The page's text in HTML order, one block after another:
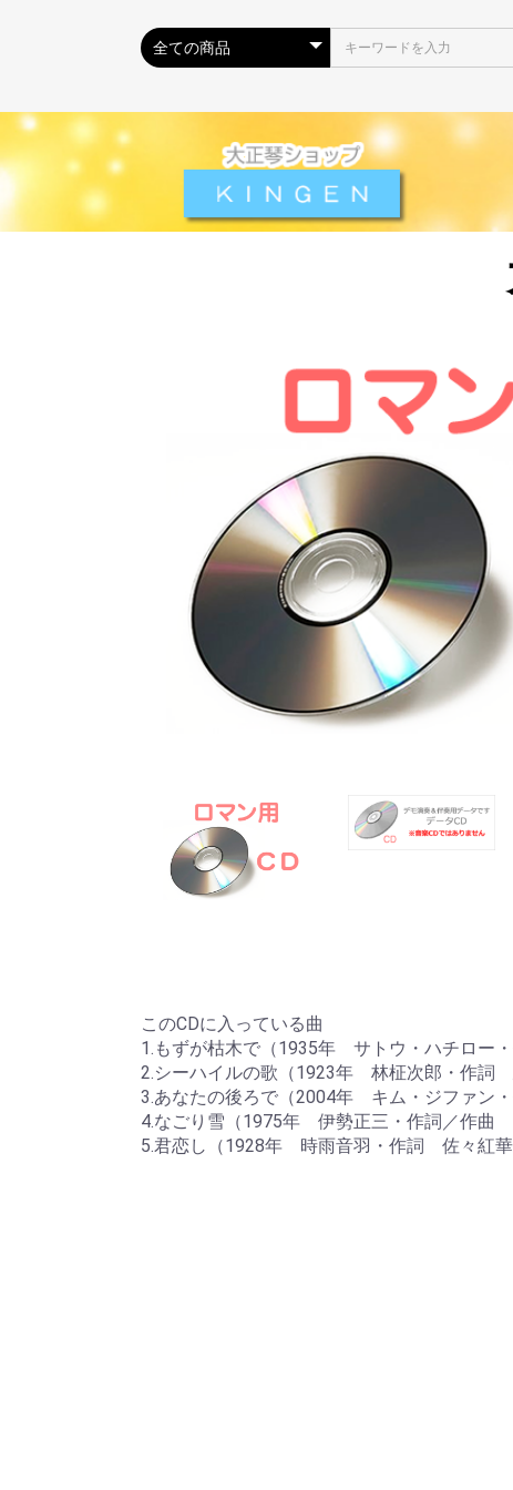
このCDに入っている曲
1.もずが枯木で（1935年 サトウ・ハチロー
2.シーハイルの歌（1923年 林柾次郎・作詞
3.あなたの後ろで（2004年 キム・ジファン・
4.なごり雪（1975年 伊勢正三・作詞／作曲
5.君恋し（1928年 時雨音羽・作詞 佐々紅華